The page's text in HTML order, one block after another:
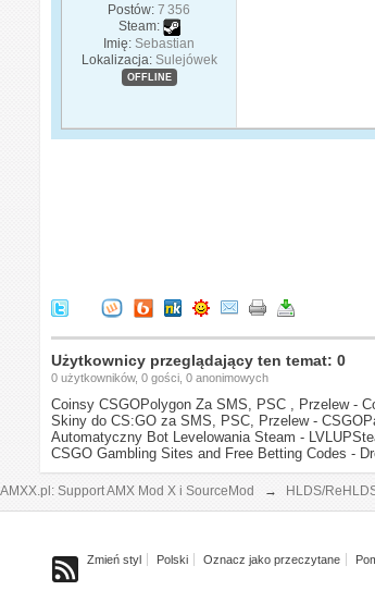
Postów: 7 356
Steam:
Imię: Sebastian
Lokalizacja: Sulejówek
OFFLINE
Użytkownicy przeglądający ten temat: 0
0 użytkowników, 0 gości, 0 anonimowych
Coinsy CSGOPolygon Za SMS, PSC , Przelew -
Skiny do CS:GO za SMS, PSC, Przelew -
Automatyczny Bot Levelowania Steam -
CSGO Gambling Sites and Free Betting Codes -
AMXX.pl: Support AMX Mod X i SourceMod → HLDS/
Zmień styl Polski Oznacz jako przeczytane